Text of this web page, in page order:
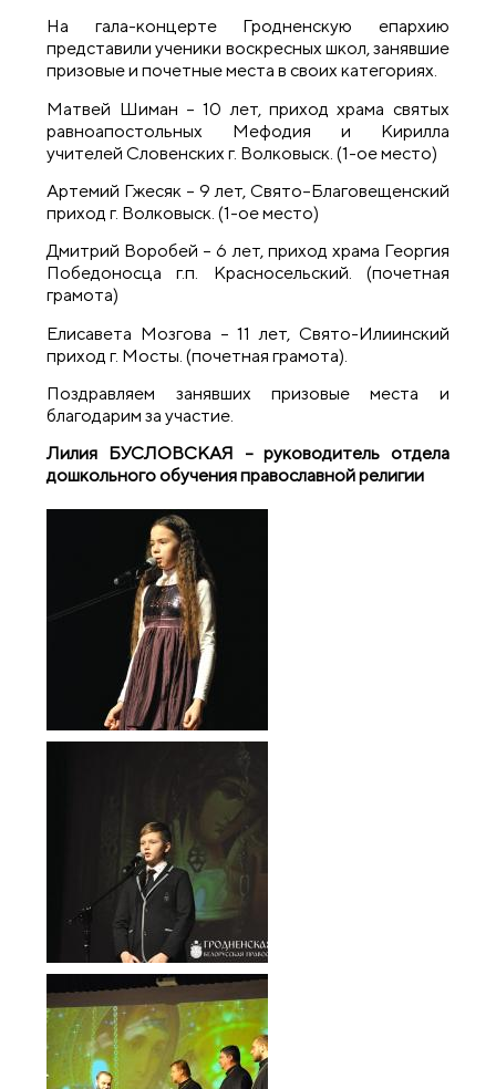
На гала-концерте Гродненскую епархию
представили ученики воскресных школ, занявшие
призовые и почетные места в своих категориях.
Матвей Шиман – 10 лет, приход храма святых
равноапостольных Мефодия и Кирилла
учителей Словенских г. Волковыск. (1-ое место)
Артемий Гжесяк – 9 лет, Свято–Благовещенский
приход г. Волковыск. (1-ое место)
Дмитрий Воробей – 6 лет, приход храма Георгия
Победоносца г.п. Красносельский. (почетная
грамота)
Елисавета Мозгова – 11 лет, Свято-Илиинский
приход г. Мосты. (почетная грамота).
Поздравляем занявших призовые места и
благодарим за участие.
Лилия БУСЛОВСКАЯ – руководитель отдела
дошкольного обучения православной религии